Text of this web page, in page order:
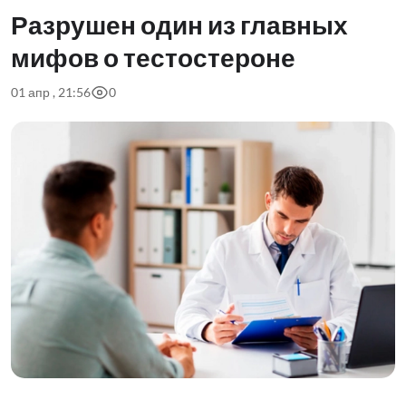
Разрушен один из главных
мифов о тестостероне
01 апр , 21:56 0